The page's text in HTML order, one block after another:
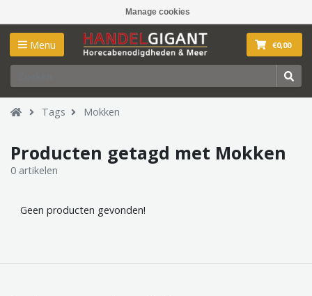
Manage cookies
Menu €0,00
Tags Mokken
Producten getagd met Mokken
0 artikelen
Geen producten gevonden!